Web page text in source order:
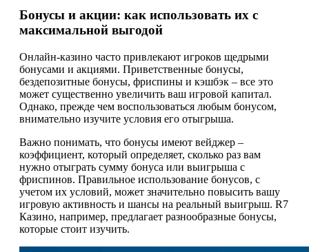
Бонусы и акции: как использовать их с
максимальной выгодой
Онлайн-казино часто привлекают игроков щедрыми
бонусами и акциями. Приветственные бонусы,
бездепозитные бонусы, фриспины и кэшбэк – все это
может существенно увеличить ваш игровой капитал.
Однако, прежде чем воспользоваться любым бонусом,
внимательно изучите условия его отыгрыша.
Важно понимать, что бонусы имеют вейджер –
коэффициент, который определяет, сколько раз вам
нужно отыграть сумму бонуса или выигрыша с
фриспинов. Правильное использование бонусов, с
учетом их условий, может значительно повысить вашу
игровую активность и шансы на реальный выигрыш. R7
Казино, например, предлагает разнообразные бонусы,
которые стоит изучить.